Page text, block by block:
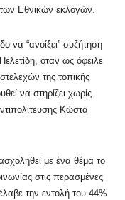
Εθνικών εκλογών.
να “ανοίξει” συζήτηση
όταν ως όφειλε
της τοπικής
να στηρίζει χωρίς
Κώστα
με ένα θέμα το
στις περασμένες
την εντολή του 44%